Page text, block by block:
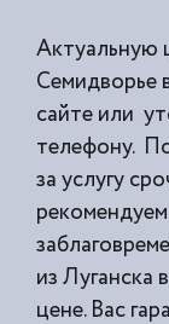
Актуальную
Семидворье
сайте или
телефону.
за услугу
изЛуганска
цене. Вас